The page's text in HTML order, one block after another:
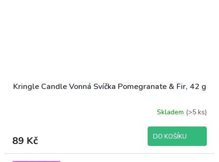
Kringle Candle Vonná Svíčka Pomegranate & Fir, 42 g
Skladem (>5 ks)
89 Kč DO KOŠÍKU